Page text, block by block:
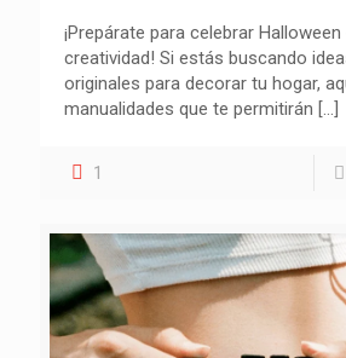
¡Prepárate para celebrar
creatividad! Si estás buscando
originales para decorar tu hogar,
manualidades que te permitirán […]
1